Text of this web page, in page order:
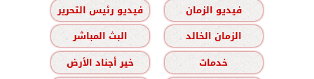
فيديو الزمان
فيديو رئيس التحرير
الزمان الخالد
البث المباشر
خدمات
خير أجناد الأرض